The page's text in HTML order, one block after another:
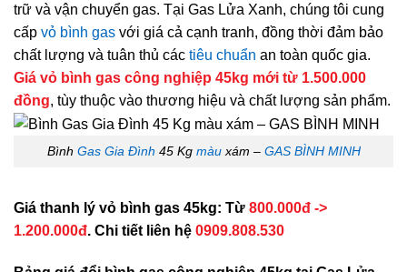
trữ và vận chuyển gas. Tại Gas Lửa Xanh, chúng tôi cung
cấp vỏ bình gas với giá cả cạnh tranh, đồng thời đảm bảo
chất lượng và tuân thủ các tiêu chuẩn an toàn quốc gia.
Giá vỏ bình gas công nghiệp 45kg mới từ 1.500.000
đồng, tùy thuộc vào thương hiệu và chất lượng sản phẩm.
Bình Gas Gia Đình 45 Kg màuxám – GAS BÌNH MINH
Giá thanh lý vỏ bình gas 45kg: Từ 800.000đ ->
1.200.000đ. Chi tiết liên hệ 0909.808.530